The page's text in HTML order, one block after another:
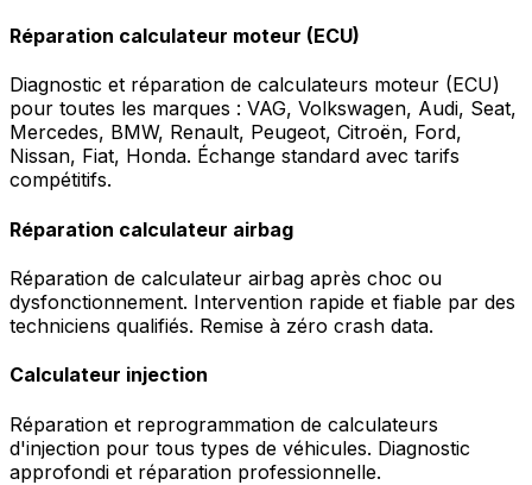
Réparation calculateur moteur (ECU)
Diagnostic et réparation de calculateurs moteur (ECU)
pour toutes les marques : VAG, Volkswagen, Audi, Seat,
Mercedes, BMW, Renault, Peugeot, Citroën, Ford,
Nissan, Fiat, Honda. Échange standard avec tarifs
compétitifs.
Réparation calculateur airbag
Réparation de calculateur airbag après choc ou
dysfonctionnement. Intervention rapide et fiable par des
techniciens qualifiés. Remise à zéro crash data.
Calculateur injection
Réparation et reprogrammation de calculateurs
d'injection pour tous types de véhicules. Diagnostic
approfondi et réparation professionnelle.